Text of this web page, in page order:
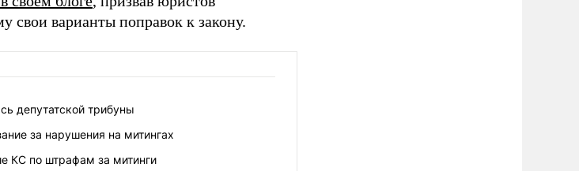
свои варианты поправок к закону.
депутатской трибуны
за нарушения на митингах
КС по штрафам за митинги